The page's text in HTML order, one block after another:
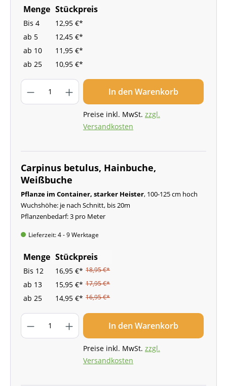
Menge Stückpreis
Bis 4
12,95 €*
ab 5
12,45 €*
ab 10
11,95 €*
ab 25 10,95 €*
In den Warenkorb
Preise inkl. MwSt. zzgl.
Versandkosten
Carpinus betulus, Hainbuche,
Weißbuche
Pflanze im Container, starker Heister, 100-125 cm hoch
Wuchshöhe: je nach Schnitt, bis 20m
Pflanzenbedarf: 3 pro Meter
Lieferzeit: 4 - 9 Werktage
Menge Stückpreis
Bis 12 16,95 €* 18,95 €*
ab 13 15,95 €* 17,95 €*
ab 25 14,95 €* 16,95 €*
In den Warenkorb
Preise inkl. MwSt. zzgl.
Versandkosten